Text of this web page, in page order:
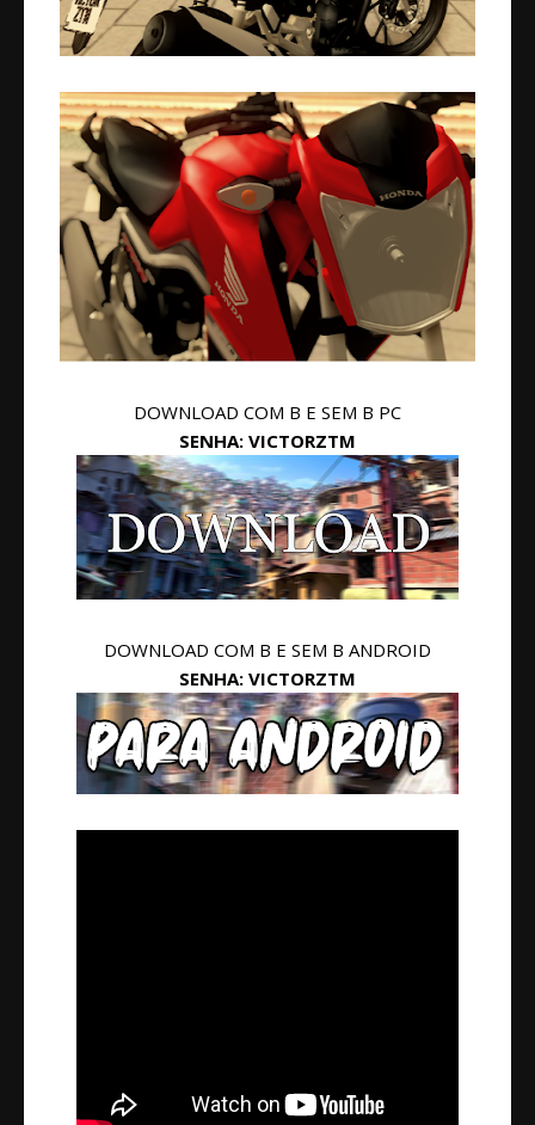
DOWNLOAD COM B E SEM B PC
SENHA: VICTORZTM
DOWNLOAD COM B E SEM B ANDROID
SENHA: VICTORZTM